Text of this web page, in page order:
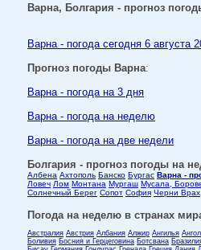
Варна, Болгария - прогноз
Варна - погода сегодня 6 августа
Прогноз погоды Варна:
Варна - погода на 3 дня
Варна - погода на неделю
Варна - погода на две недели
Болгария - прогноз погоды на
Албена Ахтополь Банско Бургас Варна -
Ловеч Лом Монтана Мургаш Мусала,
Солнечный Берег Сопот София Черни
Погода на неделю в странах
Австралия Австрия Албания Алжир Ангилья
Боливия Босния и Герцеговина Ботсвана